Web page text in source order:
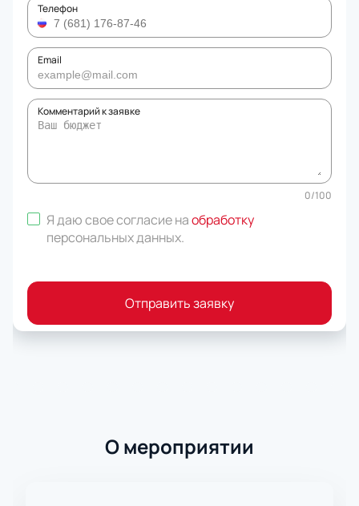
Телефон
Email
Комментарий к заявке
0/100
Я даю свое согласие наобработку
персональных данных.
Отправить заявку
О мероприятии